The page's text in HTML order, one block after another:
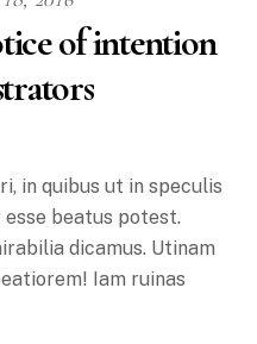
of intention
in quibus ut in speculis
beatus potest.
dicamus. Utinam
Iam ruinas